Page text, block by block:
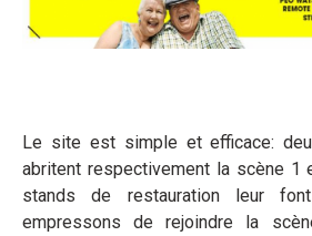
Le site est simple et efficace:
abritent respectivement la scène 1
stands de restauration leur
empressons de rejoindre la